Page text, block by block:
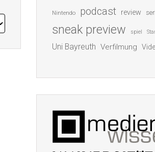
Nintendo podcast review
sneak preview spiel
Uni Bayreuth Verfilmung